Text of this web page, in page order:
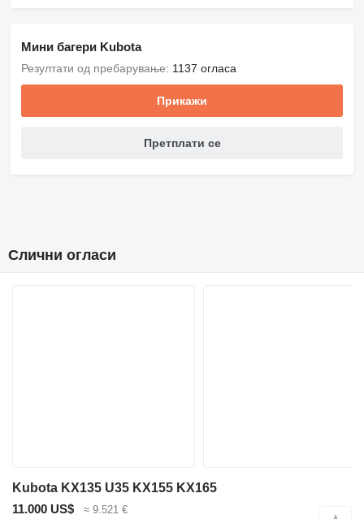
Мини багери Kubota
Резултати од пребарување: 1137 огласа
Прикажи
Претплати се
Слични огласи
Kubota KX135 U35 KX155 KX165
11.000 US$
≈ 9.521 €